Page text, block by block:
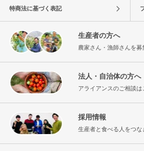
特商法に基づく表記
生産者の方へ
農家さん・漁師さんを募
法人・自治体の方へ
アライアンスのご相談は
採用情報
生産者と食べる人をつな